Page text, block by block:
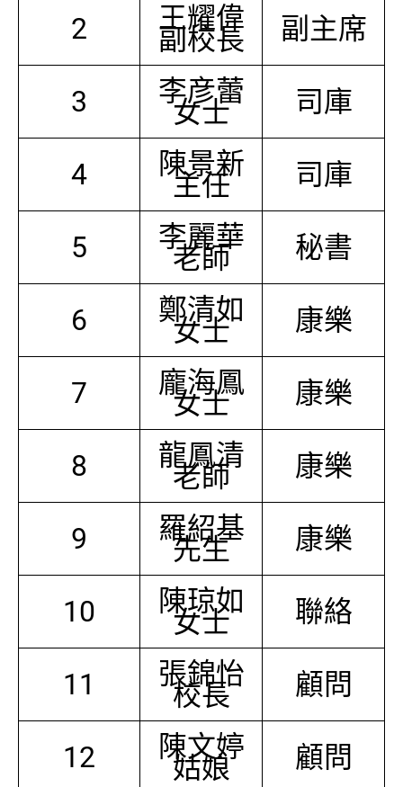
2 王耀偉
副校長 副主席
3 李彦蕾
女士 司庫
4 陳景新
主任 司庫
5 李麗華
老師 秘書
6 鄭清如
女士 康樂
7 龐海鳳
女士 康樂
8 龍鳳清
老師 康樂
9 羅紹基
先生 康樂
10 陳琼如
女士 聯絡
11 張錦怡
校長 顧問
12 陳文婷
姑娘 顧問